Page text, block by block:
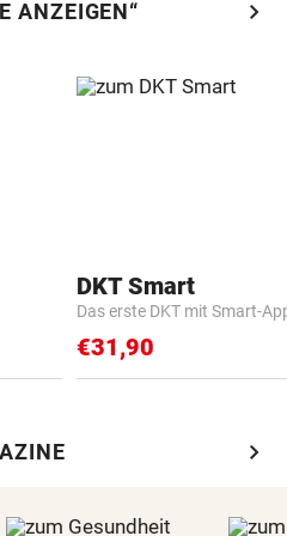
ANZEIGEN“ chevron_right
DKT Smart
Das erste DKT mit Smart-
€31,90
chevron_right